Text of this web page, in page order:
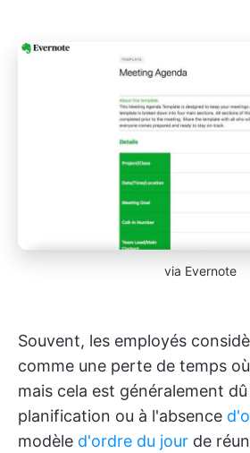
via Evernote
Souvent, les employés
comme une perte de temps
mais cela est généralement
planification ou à l'absence
modèle d'ordre du jour de